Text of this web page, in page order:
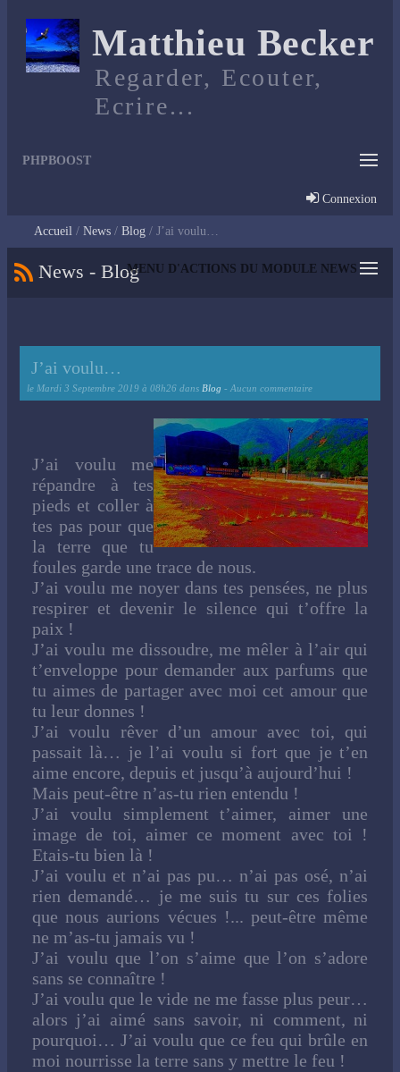
Matthieu Becker
Regarder, Ecouter,
Ecrire...
PHPBOOST
Connexion
Accueil News Blog J’ai voulu…
MENU D'ACTIONS DU MODULE NEWS
News - Blog
J’ai voulu…
le Mardi 3 Septembre 2019 à 08h26 dans Blog - Aucun commentaire
J’ai voulu me
répandre à tes
pieds et coller à
tes pas pour que
la terre que tu
foules garde une trace de nous.
J’ai voulu me noyer dans tes pensées, ne plus
respirer et devenir le silence qui t’offre la
paix !
J’ai voulu me dissoudre, me mêler à l’air qui
t’enveloppe pour demander aux parfums que
tu aimes de partager avec moi cet amour que
tu leur donnes !
J’ai voulu rêver d’un amour avec toi, qui
passait là… je l’ai voulu si fort que je t’en
aime encore, depuis et jusqu’à aujourd’hui !
Mais peut-être n’as-tu rien entendu !
J’ai voulu simplement t’aimer, aimer une
image de toi, aimer ce moment avec toi !
Etais-tu bien là !
J’ai voulu et n’ai pas pu… n’ai pas osé, n’ai
rien demandé… je me suis tu sur ces folies
que nous aurions vécues !... peut-être même
ne m’as-tu jamais vu !
J’ai voulu que l’on s’aime que l’on s’adore
sans se connaître !
J’ai voulu que le vide ne me fasse plus peur…
alors j’ai aimé sans savoir, ni comment, ni
pourquoi… J’ai voulu que ce feu qui brûle en
moi nourrisse la terre sans y mettre le feu !